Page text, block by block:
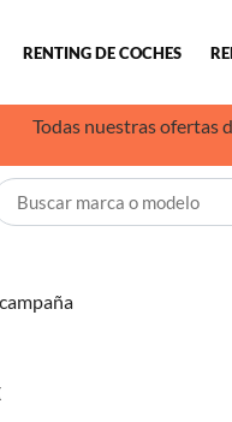
RENTING DE COCHES
Todas nuestras ofertas